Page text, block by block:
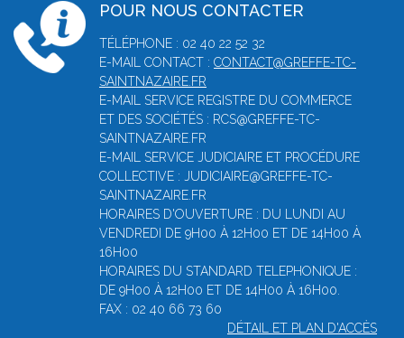
POUR NOUS CONTACTER
TÉLÉPHONE : 02 40 22 52 32
E-MAIL CONTACT : CONTACT@GREFFE-TC-
SAINTNAZAIRE.FR
E-MAIL SERVICE REGISTRE DU COMMERCE
ET DES SOCIÉTÉS : RCS@GREFFE-TC-
SAINTNAZAIRE.FR
E-MAIL SERVICE JUDICIAIRE ET PROCÉDURE
COLLECTIVE : JUDICIAIRE@GREFFE-TC-
SAINTNAZAIRE.FR
HORAIRES D'OUVERTURE : DU LUNDI AU
VENDREDI DE 9H00 À 12H00 ET DE 14H00 À
16H00
HORAIRES DU STANDARD TELEPHONIQUE :
DE 9H00 À 12H00 ET DE 14H00 À 16H00.
FAX : 02 40 66 73 60
DÉTAIL ET PLAN D'ACCÈS